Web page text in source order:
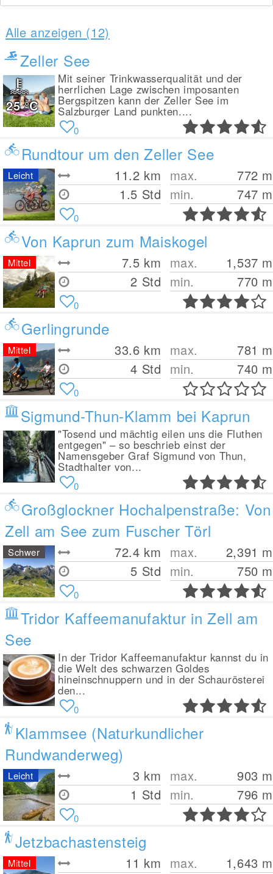
Alle anzeigen (12)
Zeller See
Mit seiner Trinkwasserqualität und der
herrlichen Lage zwischen imposanten
Bergspitzen kann der Zeller See im
Salzburger Land punkten....
25°C
0
Rundtour um den Zeller See
11.2 km
1.5 Std
max. 772 m
min.
747 m
Leicht
0
Von Kaprun zum Maiskogel
7.5 km
2 Std
max. 1,537 m
min.
770 m
Mittel
0
Gerlingrunde
33.6 km
4 Std
max. 781 m
min.
740 m
Mittel
0
Sigmund-Thun-Klamm bei Kaprun
"Tosend und mächtig eilen uns die Fluthen
entgegen" – so beschrieb einst der
Namensgeber Graf Sigmund von Thun,
Stadthalter von...
0
Großglockner Hochalpenstraße: Von
Zell am See zum Fuscher Törl
72.4 km
5 Std
max. 2,391 m
min.
750 m
Schwer
0
Tridor Kaffeemanufaktur in Zell am
See
In der Tridor Kaffeemanufaktur kannst du in
die Welt des schwarzen Goldes
hineinschnuppern und in der Schaurösterei
den...
0
Klammsee (Naturkundlicher
Rundwanderweg)
3 km
1 Std
max. 903 m
min.
796 m
Leicht
0
Jetzbachastensteig
11 km max. 1,643 m
Mittel